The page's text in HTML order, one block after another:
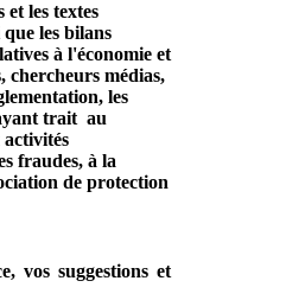
les textes
les bilans
à l'économie et
chercheurs médias,
les
trait au
fraudes, à la
de protection
suggestions et